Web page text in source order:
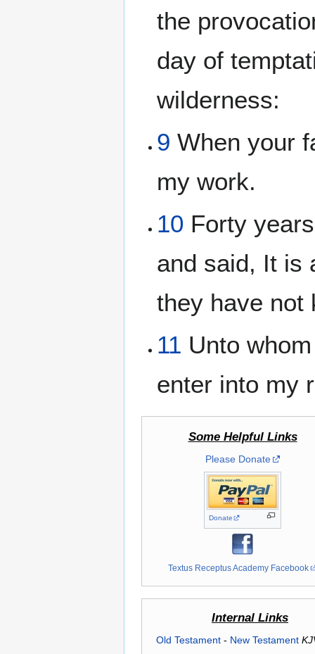
the
day of
wilderness:
9 When your
my work.
10 Forty
and said, It is
they have not
11 Unto
enter into my
Some Helpful Links
Please Donate
Donate
Textus Receptus Academy Facebook
Internal Links
Old Testament- New Testament